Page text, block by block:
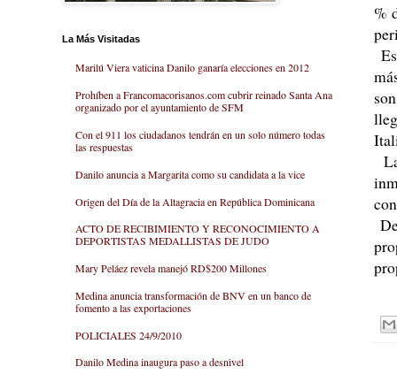
%
La Más Visitadas
Marilú Viera vaticina Danilo ganaría elecciones en 2012
Prohíben a Francomacorisanos.com cubrir reinado Santa Ana
organizado por el ayuntamiento de SFM
Con el 911 los ciudadanos tendrán en un solo número todas
las respuestas
Danilo anuncia a Margarita como su candidata a la vice
Origen del Día de la Altagracia en República Dominicana
ACTO DE RECIBIMIENTO Y RECONOCIMIENTO A
DEPORTISTAS MEDALLISTAS DE JUDO
Mary Peláez revela manejó RD$200 Millones
Medina anuncia transformación de BNV en un banco de
fomento a las exportaciones
POLICIALES 24/9/2010
Danilo Medina inaugura paso a desnivel